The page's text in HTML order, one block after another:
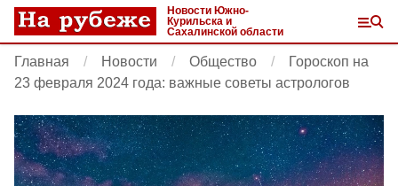
Новости Южно-
Курильска и
Сахалинской области
Главная Новости Общество
Гороскоп на
23 февраля 2024 года: важные советы астрологов